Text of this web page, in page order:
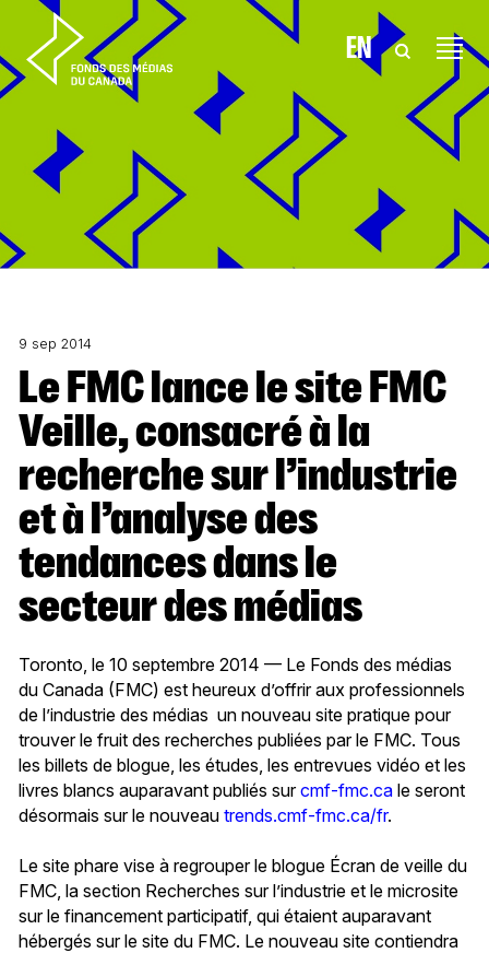
Aller au contenu EN
9 sep 2014
Le FMC lance le site FMC
Veille, consacré à la
recherche sur l’industrie
et à l’analyse des
tendances dans le
secteur des médias
Toronto, le 10 septembre 2014 — Le Fonds des médias
du Canada (FMC) est heureux d’offrir aux professionnels
de l’industrie des médias un nouveau site pratique pour
trouver le fruit des recherches publiées par le FMC. Tous
les billets de blogue, les études, les entrevues vidéo et les
livres blancs auparavant publiés surcmf-fmc.ca le seront
désormais sur le nouveau trends.cmf-fmc.ca/fr.
Le site phare vise à regrouper le blogue Écran de veille du
FMC, la section Recherches sur l’industrie et le microsite
sur le financement participatif, qui étaient auparavant
hébergés sur le site du FMC. Le nouveau site contiendra